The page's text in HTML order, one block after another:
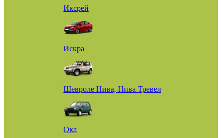
Иксрей
Искра
Шевроле Нива, Нива Тревел
Ока